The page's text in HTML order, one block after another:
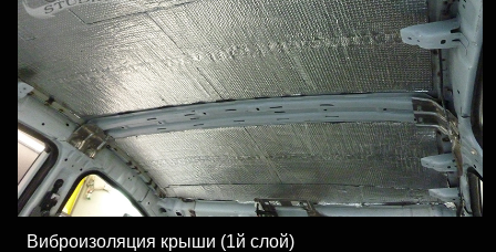
Виброизоляция крыши (1й слой)